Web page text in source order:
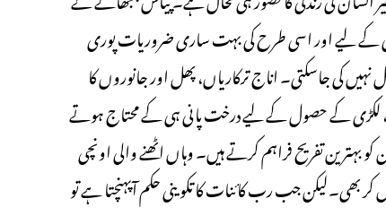
کے لیے اور اسی طرح کی بہت ساری ضروریات پوری
کی جاسکتی۔ اناج ترکاریاں، پھل اور جانوروں کا
لکڑی کے حصول کے لیے درخت پانی ہی کے محتاج ہوتے
تفریح فراہم کرتے ہیں۔ وہاں اٹھنے والی اونچی
جب رب کائنات کا تکوینی حکم آپہنچتا ہے تو